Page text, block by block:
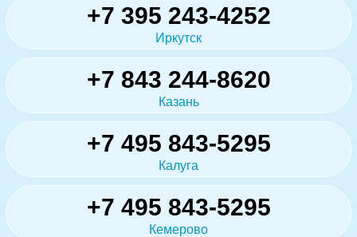
+7 395 243-4252
Иркутск
+7 843 244-8620
Казань
+7 495 843-5295
Калуга
+7 495 843-5295
Кемерово